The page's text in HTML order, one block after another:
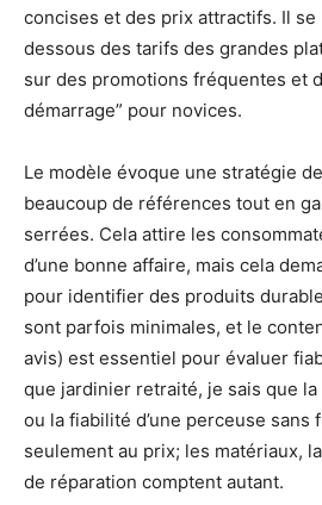
concises et des prix attractifs. Il
dessous des tarifs des grandes
sur des promotions fréquentes et
démarrage” pour novices.
Le modèle évoque une stratégie
beaucoup de références tout en
serrées. Cela attire les
d’une bonne affaire, mais cela
pour identifier des produits
sont parfois minimales, et le
avis) est essentiel pour évaluer
que jardinier retraité, je sais que la
ou la fiabilité d’une perceuse sans
seulement au prix; les matériaux,
de réparation comptent autant.